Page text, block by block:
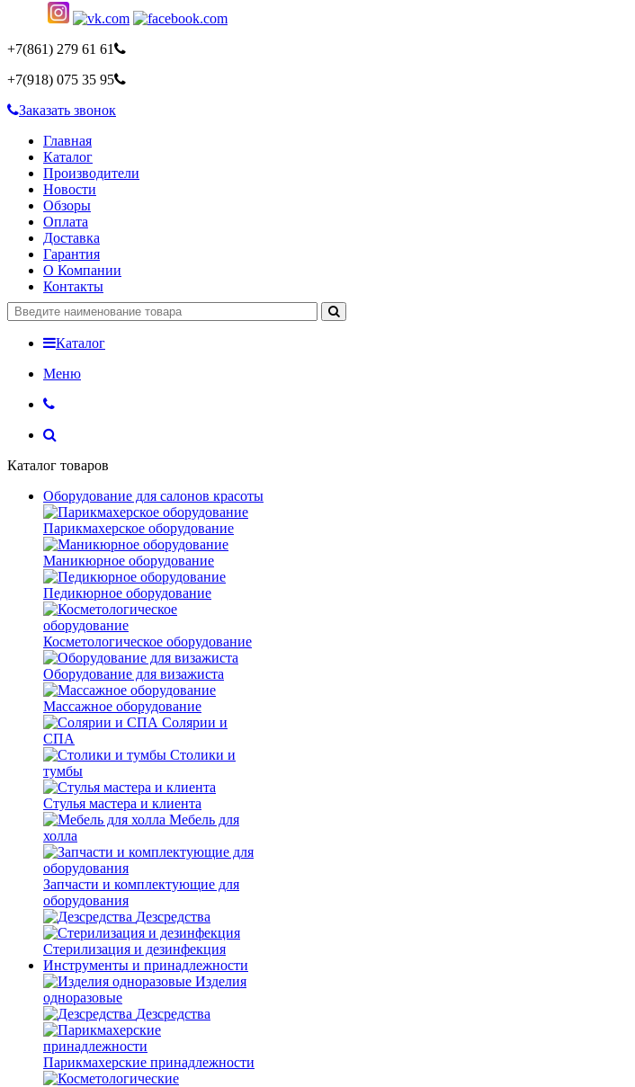
+7(861) 279 61 61
+7(918) 075 35 95
Заказать звонок
Главная
Каталог
Производители
Новости
Обзоры
Оплата
Доставка
Гарантия
О Компании
Контакты
Каталог
Меню
Каталог товаров
Оборудование для салонов красоты
Парикмахерское оборудование
Маникюрное оборудование
Педикюрное оборудование
Косметологическое оборудование
Оборудование для визажиста
Массажное оборудование
Солярии и
СПА
Столики и
тумбы
Стулья мастера и клиента
Мебель для
холла
Запчасти и комплектующие для
оборудования
Дезсредства
Стерилизация и дезинфекция
Инструменты и принадлежности
Изделия
одноразовые
Дезсредства
Парикмахерские принадлежности